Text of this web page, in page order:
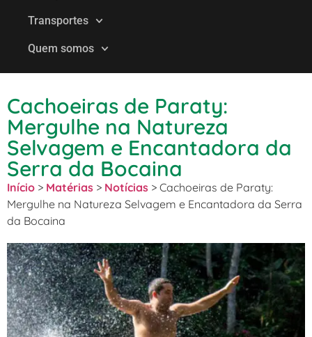
Transportes
Quem somos
Cachoeiras de Paraty:
Mergulhe na Natureza
Selvagem e Encantadora da
Serra da Bocaina
Início > Matérias > Notícias > Cachoeiras de Paraty:
Mergulhe na Natureza Selvagem e Encantadora da Serra
da Bocaina